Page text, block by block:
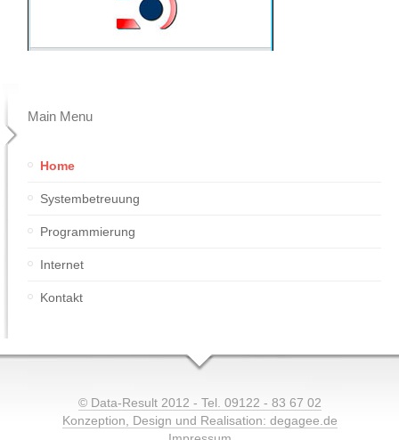
Main Menu
Home
Systembetreuung
Programmierung
Internet
Kontakt
© Data-Result 2012 - Tel. 09122 - 83 67 02
Konzeption, Design und Realisation: degagee.de